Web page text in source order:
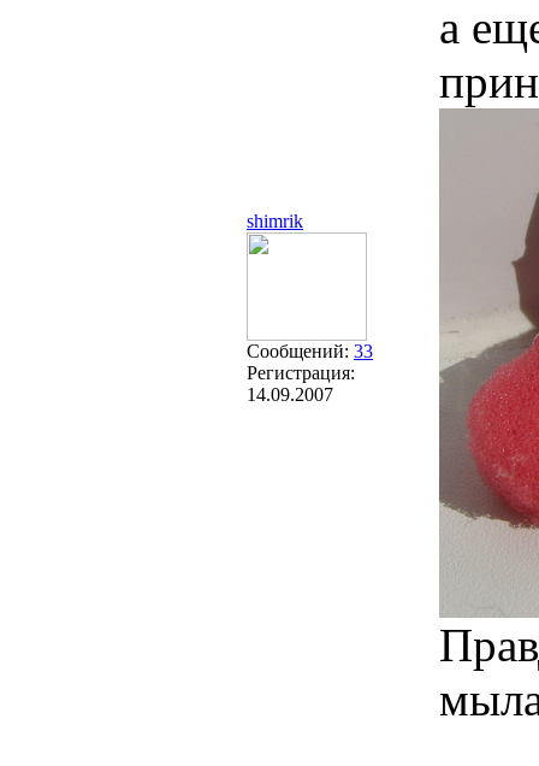
shimrik
Сообщений: 33
Регистрация:
14.09.2007
а